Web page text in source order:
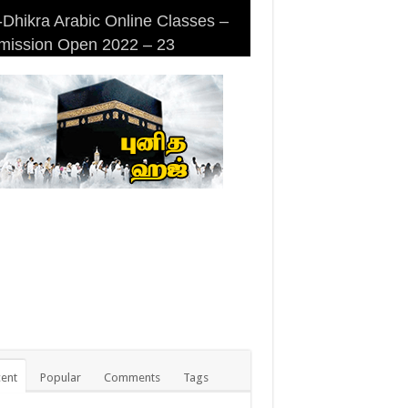
Arabic Online Classes –
Open 2022 – 23
Arabic Online Classes –
DHIKRA ARABIC COLLEGE
Masjid (Kuwait Masjid), Malaz,
Popular Comments Tags